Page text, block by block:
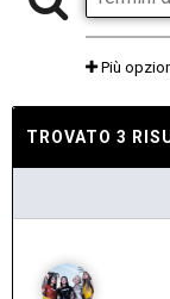
Più
TROVATO 3